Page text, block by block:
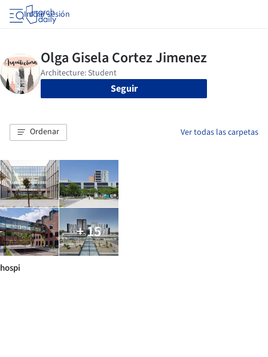
Iniciar sesión
Seguir
Ordenar Ver todas las carpetas
+ 15
hospi